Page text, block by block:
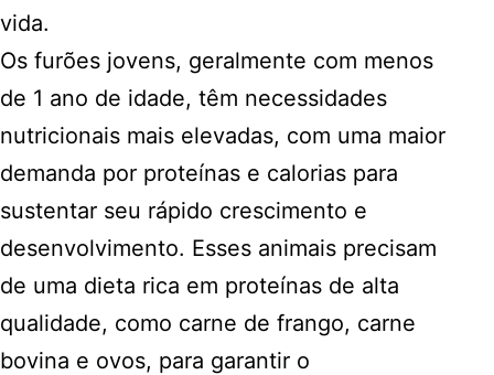
vida.
Os furões jovens, geralmente com menos
de 1 ano de idade, têm necessidades
nutricionais mais elevadas, com uma maior
demanda por proteínas e calorias para
sustentar seu rápido crescimento e
desenvolvimento. Esses animais precisam
de uma dieta rica em proteínas de alta
qualidade, como carne de frango, carne
bovina e ovos, para garantir o